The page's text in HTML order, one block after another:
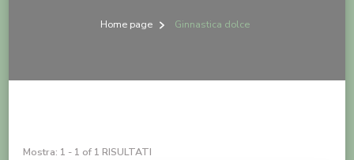
Home page Ginnastica dolce
Mostra: 1 - 1 of 1 RISULTATI